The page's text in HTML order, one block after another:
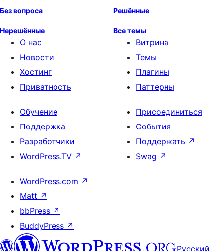
Без вопроса Решённые
Нерешённые Все темы
О нас
Новости
Хостинг
Приватность
Витрина
Темы
Плагины
Паттерны
Обучение
Поддержка
Разработчики
WordPress.TV ↗
Присоединиться
События
Поддержать ↗
Swag ↗
WordPress.com ↗
Matt ↗
bbPress ↗
BuddyPress ↗
Русский